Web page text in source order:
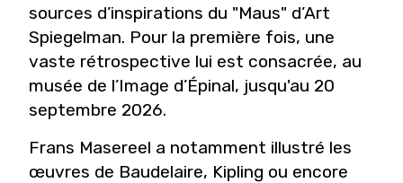
sources d’inspirations du "Maus" d’Art
Spiegelman. Pour la première fois, une
vaste rétrospective lui est consacrée, au
musée de l’Image d’Épinal, jusqu'au 20
septembre 2026.
Frans Masereel a notamment illustré les
œuvres de Baudelaire, Kipling ou encore